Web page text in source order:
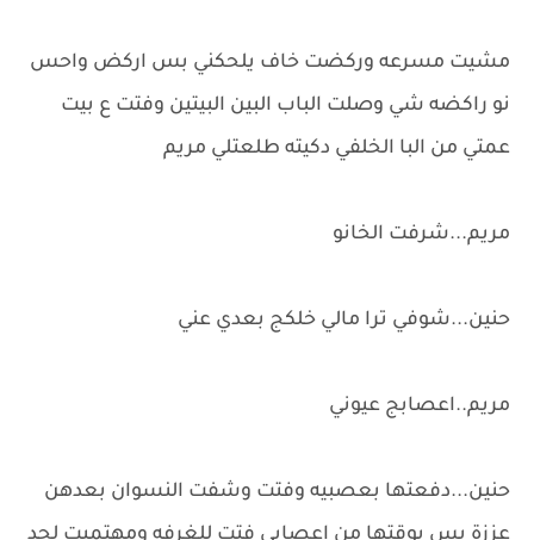
مشيت مسرعه وركضت خاف يلحكني بس اركض واحس
نو راكضه شي وصلت الباب البين البيتين وفتت ع بيت
عمتي من البا الخلفي دكيته طلعتلي مريم
مريم...شرفت الخانو
حنين...شوفي ترا مالي خلكج بعدي عني
مريم..اعصابج عيوني
حنين...دفعتها بعصبيه وفتت وشفت النسوان بعدهن
عززة بس بوقتها من اعصابي فتت للغرفه ومهتميت لحد